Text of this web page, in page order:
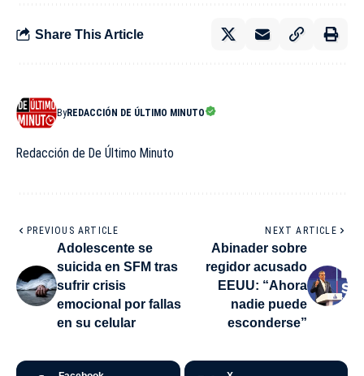
Share This Article
ByREDACCIÓN DE ÚLTIMO MINUTO
Redacción de De Último Minuto
PREVIOUS ARTICLE
Adolescente se
suicida en SFM tras
sufrir crisis
emocional por fallas
en su celular
NEXT ARTICLE
Abinader sobre
regidor acusado
EEUU: “Ahora
nadie puede
esconderse”